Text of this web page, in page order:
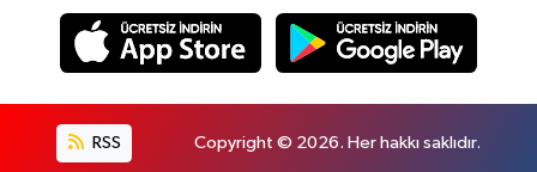
RSS Copyright © 2026. Her hakkı saklıdır.